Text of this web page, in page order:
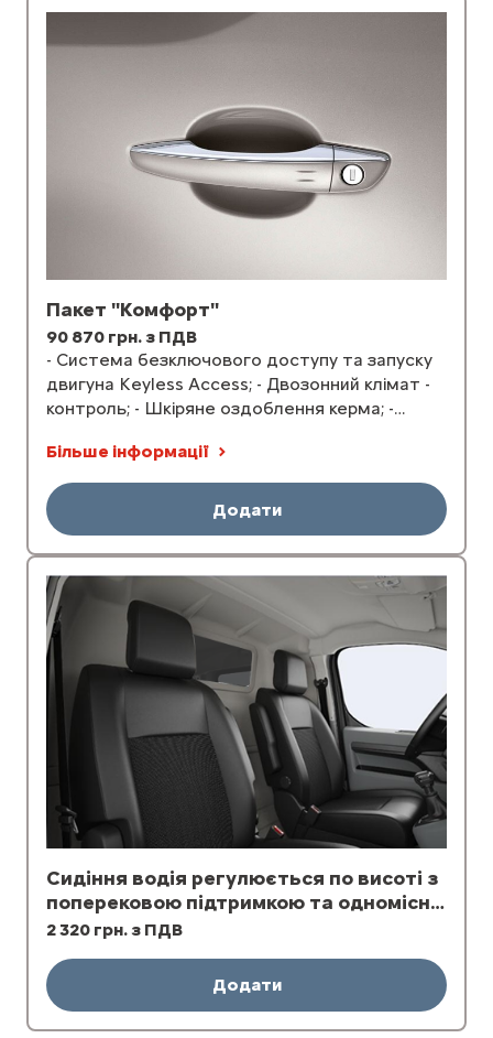
Пакет "Комфорт"
90 870 грн. з ПДВ
- Система безключового доступу та запуску
двигуна Keyless Access; - Двозонний клімат -
контроль; - Шкіряне оздоблення керма; -
Більше інформації
Додати
Сидіння водія регулюється по висоті з
поперековою підтримкою та одномісне
пасажирське сидіння
2 320 грн. з ПДВ
Додати